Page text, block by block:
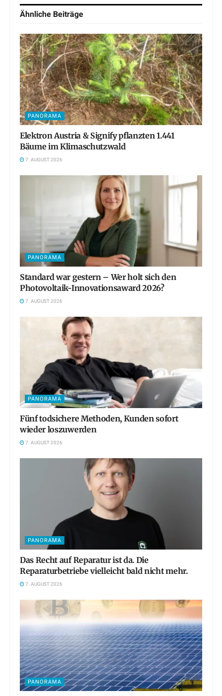
Ähnliche Beiträge
PANORAMA
Elektron Austria & Signify pflanzten 1.441
Bäume im Klimaschutzwald
7. AUGUST 2026
PANORAMA
Standard war gestern – Wer holt sich den
Photovoltaik-Innovationsaward 2026?
7. AUGUST 2026
PANORAMA
Fünf todsichere Methoden, Kunden sofort
wieder loszuwerden
7. AUGUST 2026
PANORAMA
Das Recht auf Reparatur ist da. Die
Reparaturbetriebe vielleicht bald nicht mehr.
7. AUGUST 2026
PANORAMA